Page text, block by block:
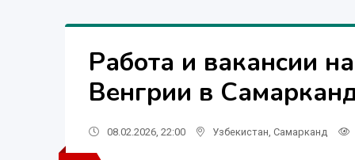
Работа и вакансии
Венгрии в
08.02.2026, 22:00 Узбекистан Самарканд